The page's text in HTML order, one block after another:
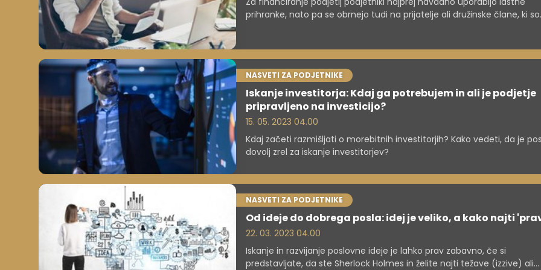
prihranke, nato pa se obrnejo tudi na prijatelje ali družinske člane, ki so
NASVETI ZA PODJETNIKE
Iskanje investitorja: Kdaj ga potrebujem in ali je podjetje
pripravljeno na investicijo?
15. 05. 2023 04.00
Kdaj začeti razmišljati o morebitnih investitorjih? Kako vedeti, da je
dovolj zrel za iskanje investitorjev?
NASVETI ZA PODJETNIKE
Od ideje do dobrega posla: idej je veliko, a kako najti
22. 03. 2023 04.00
Iskanje in razvijanje poslovne ideje je lahko prav zabavno, če si
predstavljate, da ste Sherlock Holmes in želite najti težave (izzive) ali